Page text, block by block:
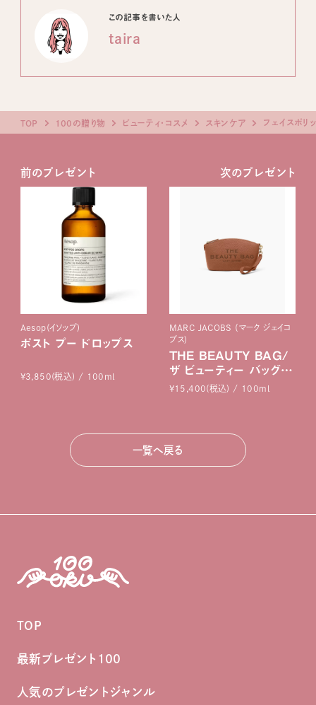
この記事を書いた人
taira
TOP 100の贈り物 ビューティ・コスメ スキンケア フェイスポリ
前のプレゼント
Aesop(イソップ)
ポスト プー ドロップス
¥3,850(税込) / 100ml
次のプレゼント
MARC JACOBS (マーク ジェイコ
ブス)
THE BEAUTY BAG/
ザ ビューティー バッグ
ポーチ
¥15,400(税込) / 100ml
一覧へ戻る
TOP
最新プレゼント100
人気のプレゼントジャンル